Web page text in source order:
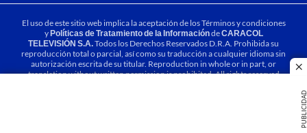
PUBLICIDAD
El uso de este sitio web implica la aceptación de losTérminos y condiciones
yPolíticas de Tratamiento de la InformacióndeCARACOL
TELEVISIÓN S.A.Todos los Derechos Reservados D.R.A. Prohibida su
reproducción total o parcial, así como su traducción a cualquier idioma sin
autorización escrita de su titular. Reproduction in whole or in part, or
translation without written permission is prohibited. All rights reserved